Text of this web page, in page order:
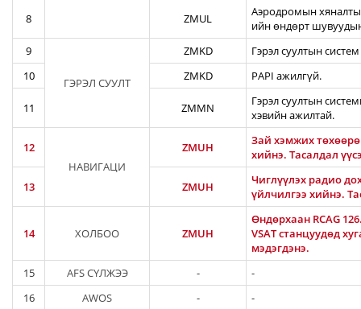
8 ZMUL
Аэродромын
ийн өндөрт
9
ГЭРЭЛ СУУЛТ
ZMKD
Гэрэл суултын
10
ZMKD PAPI ажилгүй.
11 ZMMN
Гэрэл суултын
хэвийн ажилтай.
12
НАВИГАЦИ
ZMUH
Зай хэмжих
хийнэ. Тасалдал
13 ZMUH
Чиглүүлэх радио
үйлчилгээ хийнэ.
14 ХОЛБОО ZMUH
Өндөрхаан RCAG
VSAT станцуудөд
мэдэгдэнэ.
15
AFS СҮЛЖЭЭ -
-
16
AWOS -
-